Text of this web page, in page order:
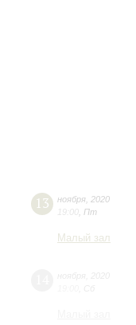
13 ноября 2020
19:00 Пт
Малый зал